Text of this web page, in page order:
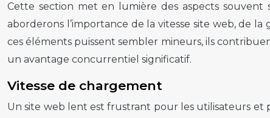
Cette section met en lumière des aspects
aborderons l’importance de la vitesse site web, de
ces éléments puissent sembler mineurs, ils
un avantage concurrentiel significatif.
Vitesse de chargement
Un site web lent est frustrant pour les utilisateurs et